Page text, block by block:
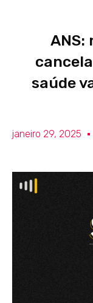
ANS:
saúde
janeiro 29, 2025